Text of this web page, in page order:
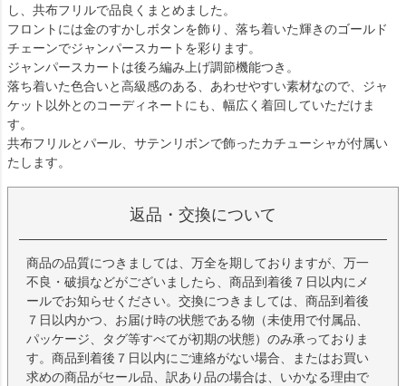
し、共布フリルで品良くまとめました。
フロントには金のすかしボタンを飾り、落ち着いた輝きのゴールド
チェーンでジャンパースカートを彩ります。
ジャンパースカートは後ろ編み上げ調節機能つき。
落ち着いた色合いと高級感のある、あわせやすい素材なので、ジャ
ケット以外とのコーディネートにも、幅広く着回していただけま
す。
共布フリルとパール、サテンリボンで飾ったカチューシャが付属い
たします。
返品・交換について
商品の品質につきましては、万全を期しておりますが、万一
不良・破損などがございましたら、商品到着後７日以内にメ
ールでお知らせください。交換につきましては、商品到着後
７日以内かつ、お届け時の状態である物（未使用で付属品、
パッケージ、タグ等すべてが初期の状態）のみ承っておりま
す。商品到着後７日以内にご連絡がない場合、またはお買い
求めの商品がセール品、訳あり品の場合は、いかなる理由で